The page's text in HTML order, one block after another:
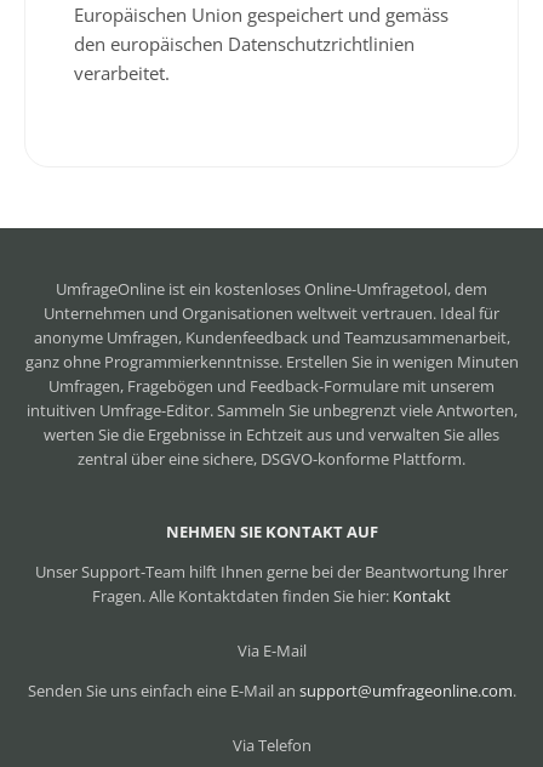
Europäischen Union gespeichert und gemäss
den europäischen Datenschutzrichtlinien
verarbeitet.
UmfrageOnline ist ein kostenloses Online-Umfragetool, dem
Unternehmen und Organisationen weltweit vertrauen. Ideal für
anonyme Umfragen, Kundenfeedback und Teamzusammenarbeit,
ganz ohne Programmierkenntnisse. Erstellen Sie in wenigen Minuten
Umfragen, Fragebögen und Feedback-Formulare mit unserem
intuitiven Umfrage-Editor. Sammeln Sie unbegrenzt viele Antworten,
werten Sie die Ergebnisse in Echtzeit aus und verwalten Sie alles
zentral über eine sichere, DSGVO-konforme Plattform.
NEHMEN SIE KONTAKT AUF
Unser Support-Team hilft Ihnen gerne bei der Beantwortung Ihrer
Fragen. Alle Kontaktdaten finden Sie hier: Kontakt
Via E-Mail
Senden Sie uns einfach eine E-Mail an support@umfrageonline.com.
Via Telefon